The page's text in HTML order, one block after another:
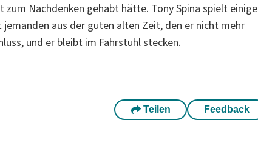
zum Nachdenken gehabt hätte. Tony Spina spielt einige
aus der guten alten Zeit, den er nicht mehr
und er bleibt im Fahrstuhl stecken.
Teilen Feedback